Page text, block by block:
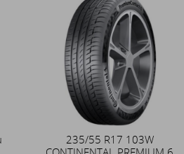
235/55 R17 103W
Duše 12x4 (4.00-4) kovový